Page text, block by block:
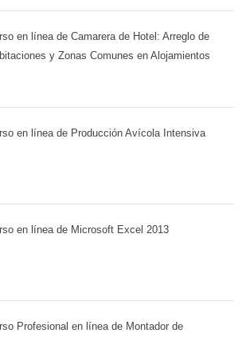
en línea de Camarera de Hotel: Arreglo de
y Zonas Comunes en Alojamientos
en línea de Producción Avícola Intensiva
en línea de Microsoft Excel 2013
Profesional en línea de Montador de